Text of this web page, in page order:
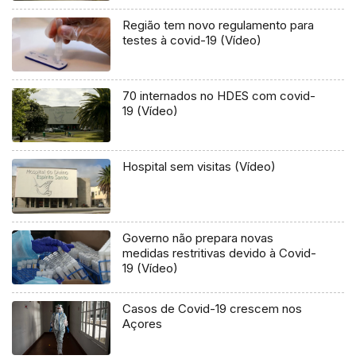
Região tem novo regulamento para
testes à covid-19 (Vídeo)
70 internados no HDES com covid-
19 (Vídeo)
Hospital sem visitas (Vídeo)
Governo não prepara novas
medidas restritivas devido à Covid-
19 (Vídeo)
Casos de Covid-19 crescem nos
Açores